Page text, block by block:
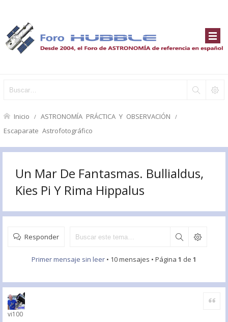
Inicio ASTRONOMÍA PRÁCTICA Y OBSERVACIÓN
Escaparate Astrofotográfico
Un Mar De Fantasmas. Bullialdus,
Kies Pi Y Rima Hippalus
Responder
Primer mensaje sin leer • 10 mensajes • Página 1 de 1
vi100
Citar